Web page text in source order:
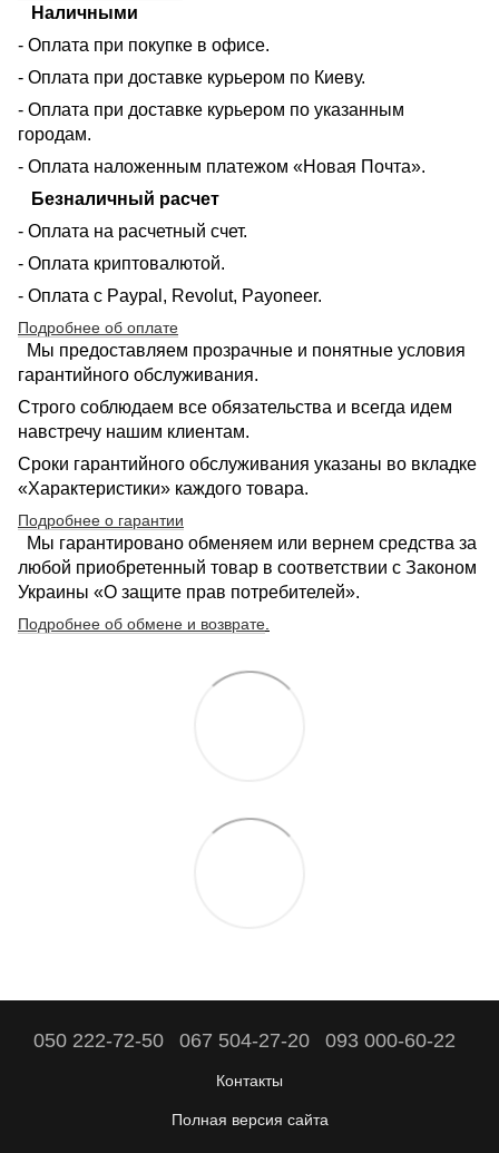
Наличными
- Оплата при покупке в офисе.
- Оплата при доставке курьером по Киеву.
- Оплата при доставке курьером по указанным
городам.
- Оплата наложенным платежом «Новая Почта».
Безналичный расчет
- Оплата на расчетный счет.
- Оплата криптовалютой.
- Оплата с Paypal, Revolut, Payoneer.
Подробнее об оплате
Мы предоставляем прозрачные и понятные условия
гарантийного обслуживания.
Строго соблюдаем все обязательства и всегда идем
навстречу нашим клиентам.
Сроки гарантийного обслуживания указаны во вкладке
«Характеристики» каждого товара.
Подробнее о гарантии
Мы гарантировано обменяем или вернем средства за
любой приобретенный товар в соответствии с Законом
Украины «О защите прав потребителей».
Подробнее об обмене и возврате
050 222-72-50 067 504-27-20 093 000-60-22
Контакты
Полная версия сайта